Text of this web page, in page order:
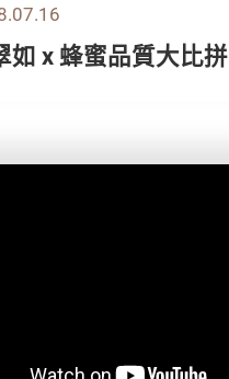
如 x 蜂蜜品質大比拼